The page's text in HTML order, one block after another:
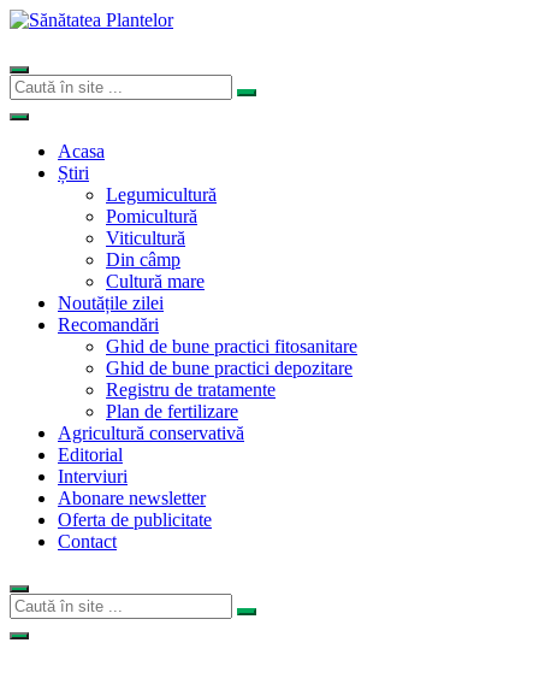
Acasa
Știri
Legumicultură
Pomicultură
Viticultură
Din câmp
Cultură mare
Noutățile zilei
Recomandări
Ghid de bune practici fitosanitare
Ghid de bune practici depozitare
Registru de tratamente
Plan de fertilizare
Agricultură conservativă
Editorial
Interviuri
Abonare newsletter
Oferta de publicitate
Contact